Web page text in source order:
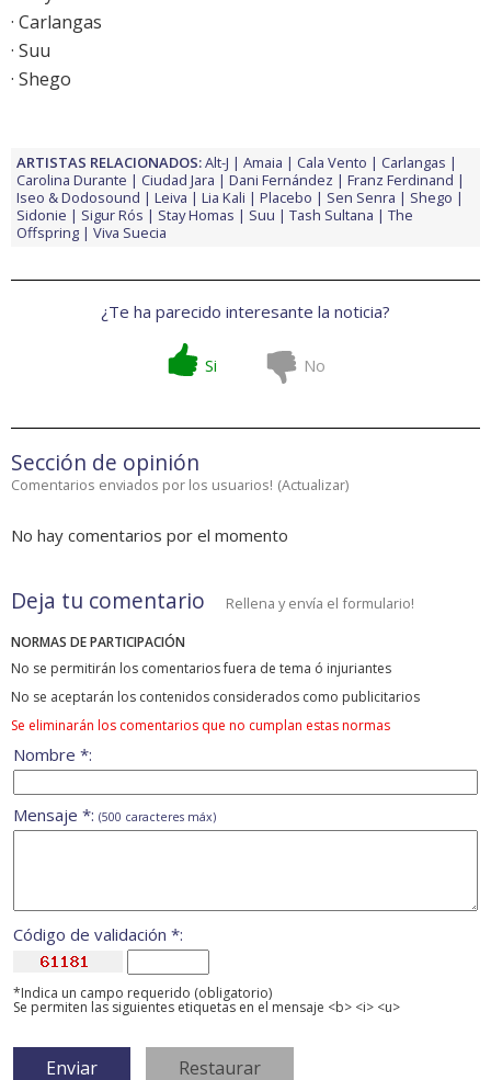
· Carlangas
· Suu
· Shego
ARTISTAS RELACIONADOS:Alt-J Amaia Cala Vento
Carlangas
Carolina Durante
Ciudad Jara Dani Fernández
Franz Ferdinand
Iseo & Dodosound
Leiva Lia Kali Placebo Sen Senra
Shego
Sidonie
Sigur Rós Stay Homas Suu Tash Sultana
The
Offspring
Viva Suecia
¿Te ha parecido interesante la noticia?
Si No
Sección de opinión
Comentarios enviados por los usuarios! (Actualizar)
No hay comentarios por el momento
Deja tu comentario Rellena y envía el formulario!
NORMAS DE PARTICIPACIÓN
No se permitirán los comentarios fuera de tema ó injuriantes
No se aceptarán los contenidos considerados como publicitarios
Se eliminarán los comentarios que no cumplan estas normas
Nombre *:
Mensaje *: (500 caracteres máx)
Código de validación *:
*Indica un campo requerido (obligatorio)
Se permiten las siguientes etiquetas en el mensaje <b> <i> <u>